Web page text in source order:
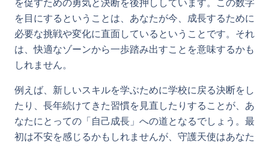
を促すための勇気と決断を後押ししています。この数字
を目にするということは、あなたが今、成長するために
必要な挑戦や変化に直面しているということです。それ
は、快適なゾーンから一歩踏み出すことを意味するかも
しれません。
例えば、新しいスキルを学ぶために学校に戻る決断をし
たり、長年続けてきた習慣を見直したりすることが、あ
なたにとっての「自己成長」への道となるでしょう。最
初は不安を感じるかもしれませんが、守護天使はあなた